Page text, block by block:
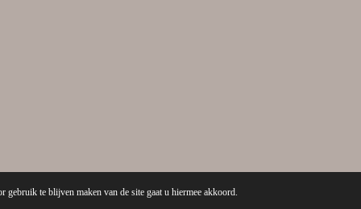
te blijven maken van de site gaat u hiermee akkoord.